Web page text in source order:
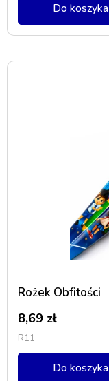
Do koszyka
Rożek Obfitości
8,69 zł
R11
Do koszyka